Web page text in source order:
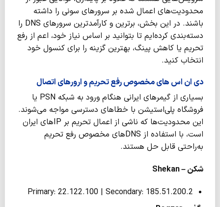
محدودیت‌های اعمال شده بر سرورهای سونی را داشته
باشند. در این بخش، برترین و کارآمدترین سرورهای DNS را
دسته‌بندی کرده‌ایم تا بتوانید بر اساس نیاز خود، اعم از رفع
تحریم یا کاهش پینگ، بهترین گزینه را برای کنسول خود
انتخاب کنید.
دی ان اس های مخصوص رفع تحریم و ارورهای اتصال
بسیاری از گیمرهای ایرانی هنگام ورود به شبکه PSN یا
فروشگاه پلی‌استیشن با خطاهای دسترسی مواجه می‌شوند.
این محدودیت‌ها که ناشی از اعمال تحریم بر IPهای ایران
است، با استفاده از DNSهای مخصوص رفع تحریم
به‌راحتی قابل حل هستند.
شکن –Shekan
Primary: 22.122.100 | Secondary: 185.51.200.2